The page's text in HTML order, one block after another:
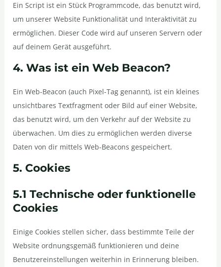
Ein Script ist ein Stück Programmcode, das benutzt wird,
um unserer Website Funktionalität und Interaktivität zu
ermöglichen. Dieser Code wird auf unseren Servern oder
auf deinem Gerät ausgeführt.
4. Was ist ein Web Beacon?
Ein Web-Beacon (auch Pixel-Tag genannt), ist ein kleines
unsichtbares Textfragment oder Bild auf einer Website,
das benutzt wird, um den Verkehr auf der Website zu
überwachen. Um dies zu ermöglichen werden diverse
Daten von dir mittels Web-Beacons gespeichert.
5. Cookies
5.1 Technische oder funktionelle
Cookies
Einige Cookies stellen sicher, dass bestimmte Teile der
Website ordnungsgemäß funktionieren und deine
Benutzereinstellungen weiterhin in Erinnerung bleiben.